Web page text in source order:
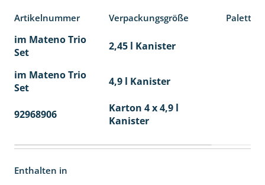
Artikelnummer Verpackungsgröße
im Mateno Trio
Set
2,45 l Kanister
im Mateno Trio
Set
4,9 l Kanister
92968906
Karton 4 x 4,9 l
Kanister
Enthalten in